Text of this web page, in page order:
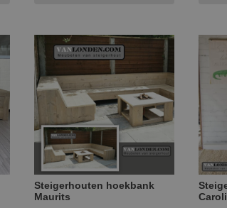
Steigerhouten hoekbank
Maurits